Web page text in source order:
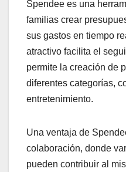
Spendee es una
familias crear
sus gastos en tiempo
atractivo facilita el
permite la creación de
diferentes categorías,
entretenimiento.
Una ventaja de
colaboración, donde
pueden contribuir al